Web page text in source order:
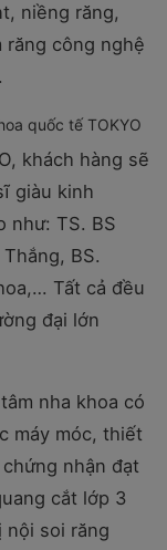
niềng răng,
công nghệ
quốc tế TOKYO
khách hàng sẽ
giàu kinh
như: TS. BS
BS.
Tất cả đều
đại lớn
nha khoa có
máy móc, thiết
nhận đạt
cắt lớp 3
nội soi răng